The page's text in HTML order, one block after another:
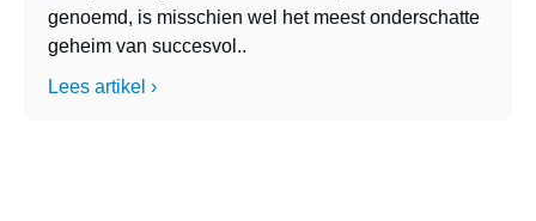
genoemd, is misschien wel het meest onderschatte
geheim van succesvol..
Lees artikel ›